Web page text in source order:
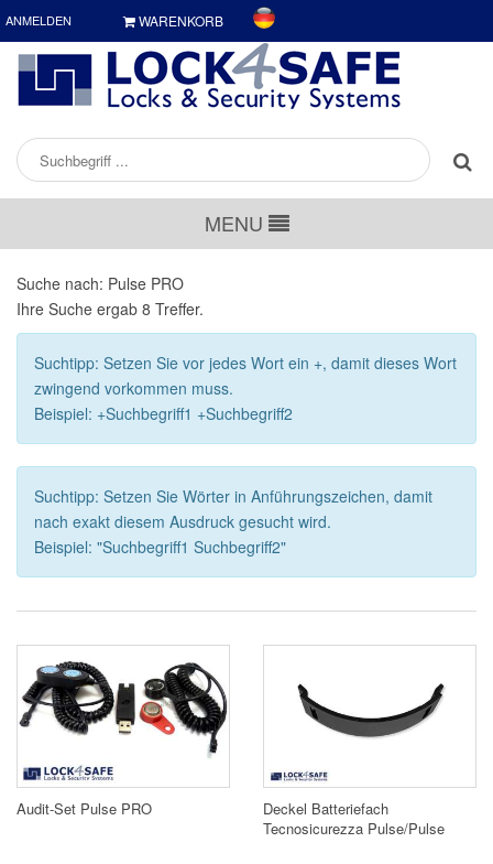
ANMELDEN WARENKORB
MENU
Suche nach: Pulse PRO
Ihre Suche ergab 8 Treffer.
Suchtipp: Setzen Sie vor jedes Wort ein +, damit dieses Wort
zwingend vorkommen muss.
Beispiel: +Suchbegriff1 +Suchbegriff2
Suchtipp: Setzen Sie Wörter in Anführungszeichen, damit
nach exakt diesem Ausdruck gesucht wird.
Beispiel: "Suchbegriff1 Suchbegriff2"
Audit-Set Pulse PRO
Deckel Batteriefach
Tecnosicurezza Pulse/Pulse